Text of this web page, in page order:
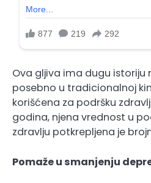
Ova gljiva ima dugu istoriju
posebno u tradicionalnoj
korišćena za podršku
godina, njena vrednost u
zdravlju potkrepljena je
Pomaže u smanjenju